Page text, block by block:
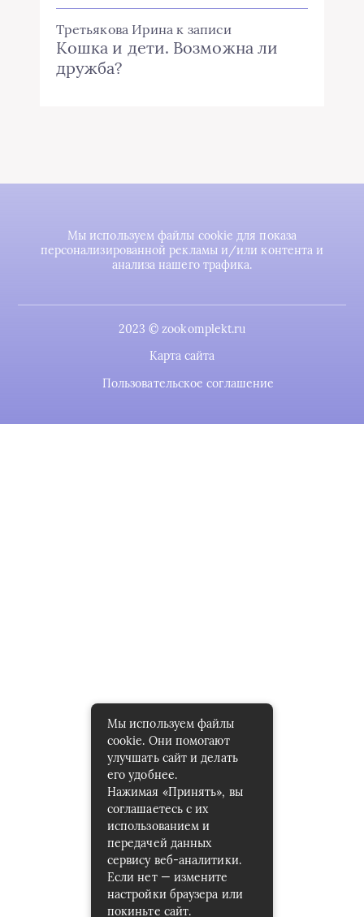
Третьякова Ирина к записи
Кошка и дети. Возможна ли
дружба?
Мы используем файлы cookie для показа
персонализированной рекламы и/или контента и
анализа нашего трафика.
2023 © zookomplekt.ru
Карта сайта
Пользовательское соглашение
Мы используем файлы
cookie. Они помогают
улучшать сайт и делать
его удобнее.
Нажимая «Принять», вы
соглашаетесь с их
использованием и
передачей данных
сервису веб-аналитики.
Если нет — измените
настройки браузера или
покиньте сайт.